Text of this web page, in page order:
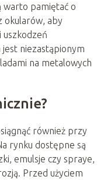
warto pamiętać o
okularów, aby
uszkodzeń
jest niezastąpionym
na metalowych
również przy
rynku dostępne są
emulsje czy spraye,
Przed użyciem